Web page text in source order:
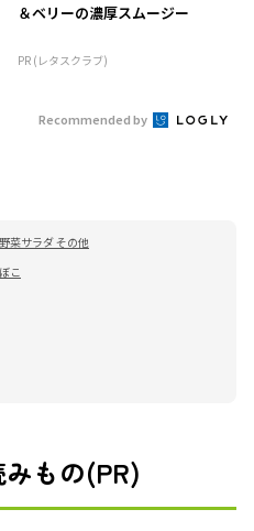
＆ベリーの濃厚スムージー
PR (レタスクラブ)
Recommended by
野菜サラダ その他
こ
もの(PR)